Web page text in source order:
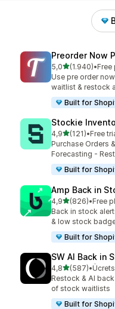
Preorder Now
5,05 yıldız
(1.940)
toplam 1940•Free
Use pre order
waitlist & restock
Built for
Stockie
4,95 yıldız
(121)
toplam 121•Free
Purchase Orders
Forecasting -
Built for
Amp Back in
4,95 yıldız
(826)
toplam 826•Free
Back in stock
& low stock
Built for
SW AI Back in
4,85 yıldız
(587)
toplam 587•
Restock & AI
of stock waitlists
Built for